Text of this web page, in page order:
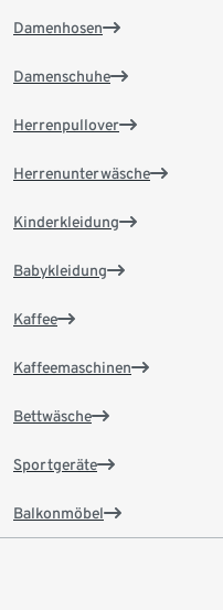
Damenhosen
Damenschuhe
Herrenpullover
Herrenunterwäsche
Kinderkleidung
Babykleidung
Kaffee
Kaffeemaschinen
Bettwäsche
Sportgeräte
Balkonmöbel